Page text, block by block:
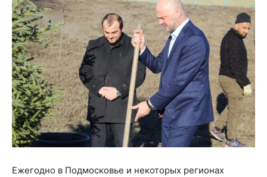
Ежегодно в Подмосковье и некоторых регионах